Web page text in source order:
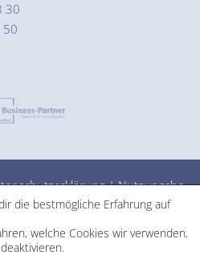
30
50
|Nutzungsbe
die bestmögliche Erfahrung auf
welche Cookies wir verwenden,
deaktivieren.